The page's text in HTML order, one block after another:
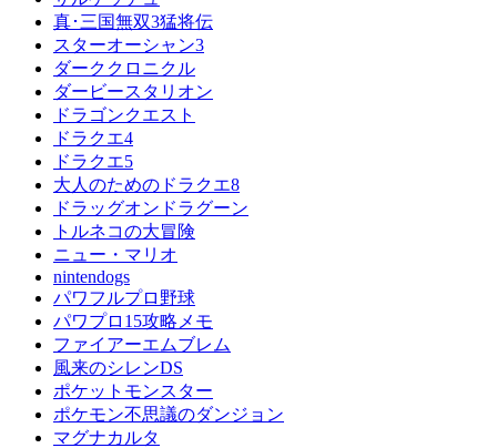
真･三国無双3猛将伝
スターオーシャン3
ダーククロニクル
ダービースタリオン
ドラゴンクエスト
ドラクエ4
ドラクエ5
大人のためのドラクエ8
ドラッグオンドラグーン
トルネコの大冒険
ニュー・マリオ
nintendogs
パワフルプロ野球
パワプロ15攻略メモ
ファイアーエムブレム
風来のシレンDS
ポケットモンスター
ポケモン不思議のダンジョン
マグナカルタ